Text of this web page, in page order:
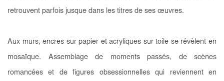
retrouvent parfois jusque dans les titres de ses œuvres.
Aux murs, encres sur papier et acryliques sur toile se révèlent en
mosaïque. Assemblage de moments passés, de scènes
romancées et de figures obsessionnelles qui reviennent en